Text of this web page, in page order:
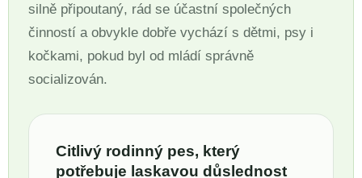
silně připoutaný, rád se účastní společných
činností a obvykle dobře vychází s dětmi, psy i
kočkami, pokud byl od mládí správně
socializován.
Citlivý rodinný pes, který
potřebuje laskavou důslednost